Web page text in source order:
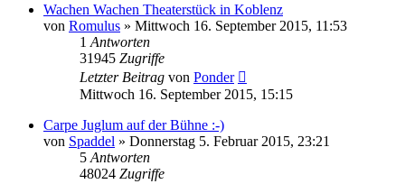
Wachen Wachen Theaterstück in Koblenz
von Romulus » Mittwoch 16. September 2015, 11:53
1 Antworten
31945 Zugriffe
Letzter Beitrag von Ponder
Mittwoch 16. September 2015, 15:15
Carpe Juglum auf der Bühne :-)
von Spaddel » Donnerstag 5. Februar 2015, 23:21
5 Antworten
48024 Zugriffe